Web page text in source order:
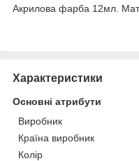
Акрилова фарба 12мл.
Характеристики
Основні атрибути
Виробник
Країна виробник
Колір